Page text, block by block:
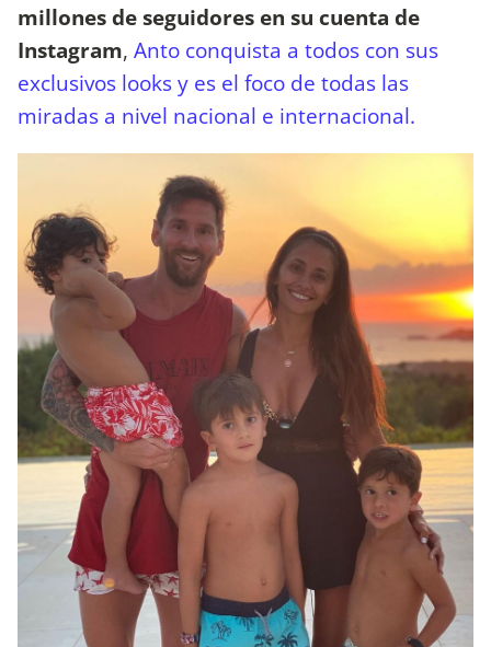
millones de seguidores en su cuenta de
Instagram, Anto conquista a todos con sus
exclusivos looks y es el foco de todas las
miradas a nivel nacional e internacional.